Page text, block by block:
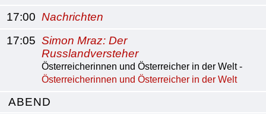
17:00 Nachrichten
17:05 Simon Mraz: Der
Russlandversteher
Österreicherinnen und Österreicher in der Welt -
Österreicherinnen und Österreicher in der Welt
ABEND